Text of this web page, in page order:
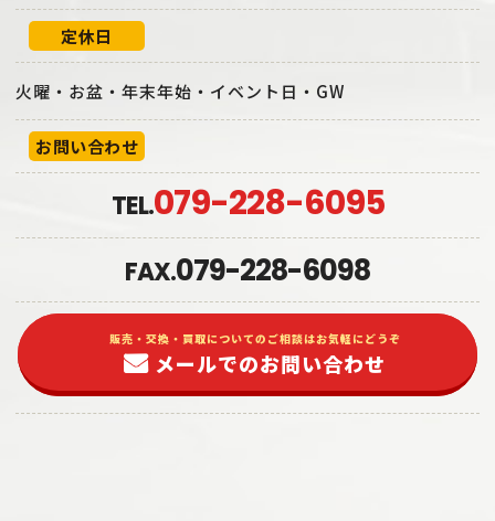
定休日
火曜・お盆・年末年始・イベント日・GW
お問い合わせ
TEL.079-228-6095
FAX.079-228-6098
販売・交換・買取についてのご相談はお気軽にどうぞ
メールでのお問い合わせ